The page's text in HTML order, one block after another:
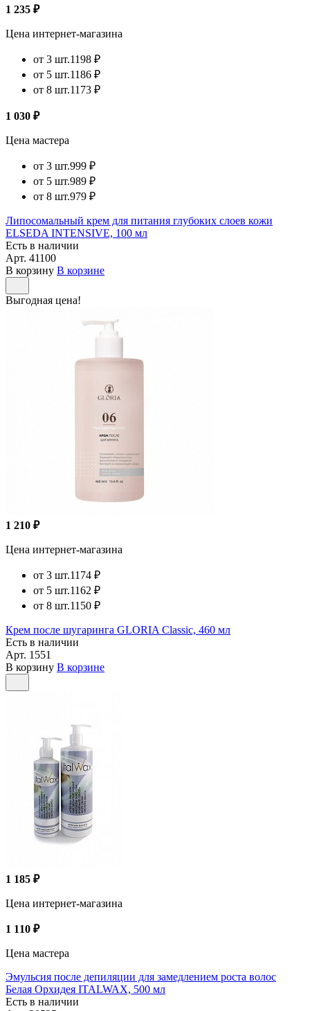
1 235 ₽
Цена интернет-магазина
от 3 шт.1198 ₽
от 5 шт.1186 ₽
от 8 шт.1173 ₽
1 030 ₽
Цена мастера
от 3 шт.999 ₽
от 5 шт.989 ₽
от 8 шт.979 ₽
Липосомальный крем для питания глубоких слоев кожи
ELSEDA INTENSIVE, 100 мл
Есть в наличии
Арт. 41100
В корзину В корзине
Выгодная цена!
1 210 ₽
Цена интернет-магазина
от 3 шт.1174 ₽
от 5 шт.1162 ₽
от 8 шт.1150 ₽
Крем после шугаринга GLORIA Classic, 460 мл
Есть в наличии
Арт. 1551
В корзину В корзине
1 185 ₽
Цена интернет-магазина
1 110 ₽
Цена мастера
Эмульсия после депиляции для замедлением роста волос
Белая Орхидея ITALWAX, 500 мл
Есть в наличии